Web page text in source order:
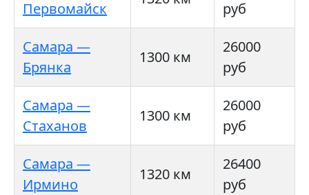
Первомайск руб
Самара —
Брянка
1300 км
26000
руб
Самара —
Стаханов
1300 км
26000
руб
Самара —
Ирмино
1320 км
26400
руб